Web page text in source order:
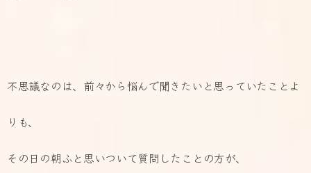
不思議なのは、前々から悩んで聞きたいと思っていたことよ
りも、
その日の朝ふと思いついて質問したことの方が、